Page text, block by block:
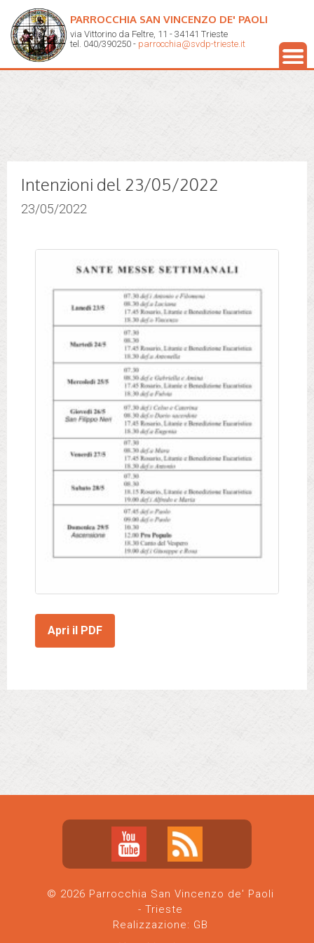
PARROCCHIA SAN VINCENZO DE' PAOLI
via Vittorino da Feltre, 11 - 34141 Trieste
tel. 040/390250 - parrocchia@svdp-trieste.it
Intenzioni del 23/05/2022
23/05/2022
Apri il PDF
© 2026 Parrocchia San Vincenzo de' Paoli
- Trieste
Realizzazione: GB